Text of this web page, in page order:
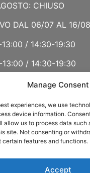
Manage Consent
experiences, we use
device information.
allow us to process data such
site. Not consenting or
features and functions.
Accept
CHIUSO
DAL 06/07 AL 16/08
13:00 / 14:30-19:30
13:00 / 14:30-19:30
E DOMENICA
LUGLIO E AGOSTO
13:00 / 15:00-19:00